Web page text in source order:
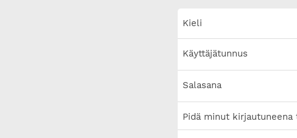
Kieli
Käyttäjätunnus
Salasana
Pidä minut